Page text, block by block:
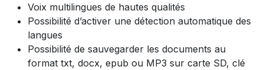
Voix multilingues de hautes qualités
Possibilité d’activer une détection automatique des
langues
Possibilité de sauvegarder les documents au
format txt, docx, epub ou MP3 sur carte SD, clé